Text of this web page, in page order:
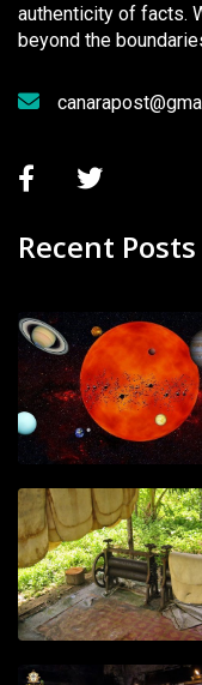
authenticity of facts.
beyond the
Recent Posts